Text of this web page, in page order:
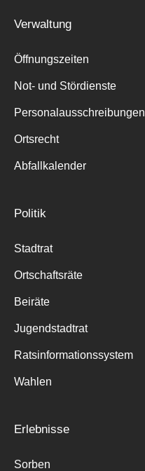
Verwaltung
Öffnungszeiten
Not- und Stördienste
Personalausschreibungen
Ortsrecht
Abfallkalender
Politik
Stadtrat
Ortschaftsräte
Beiräte
Jugendstadtrat
Ratsinformationssystem
Wahlen
Erlebnisse
Sorben